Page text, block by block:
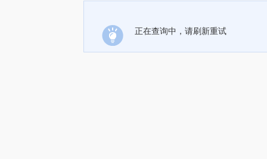
正在查询中，请刷新重试